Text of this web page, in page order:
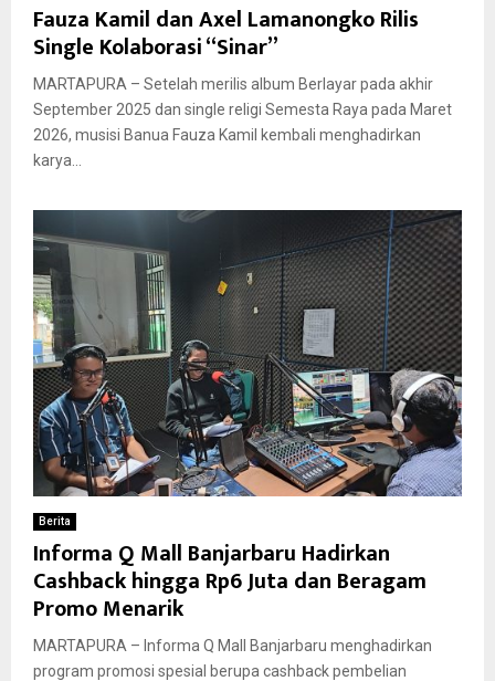
Fauza Kamil dan Axel Lamanongko Rilis
Single Kolaborasi “Sinar”
MARTAPURA – Setelah merilis album Berlayar pada akhir
September 2025 dan single religi Semesta Raya pada Maret
2026, musisi Banua Fauza Kamil kembali menghadirkan
karya...
Berita
Informa Q Mall Banjarbaru Hadirkan
Cashback hingga Rp6 Juta dan Beragam
Promo Menarik
MARTAPURA – Informa Q Mall Banjarbaru menghadirkan
program promosi spesial berupa cashback pembelian